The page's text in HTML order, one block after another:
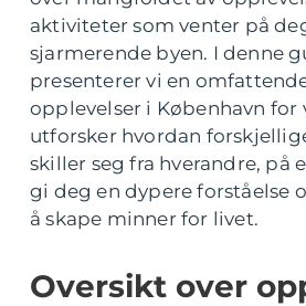
aktiviteter som venter på
sjarmerende byen. I denne
presenterer vi en
opplevelser i København for
utforsker hvordan
skiller seg fra hverandre, på
gi deg en dypere forståelse
å skape minner for livet.
Oversikt over